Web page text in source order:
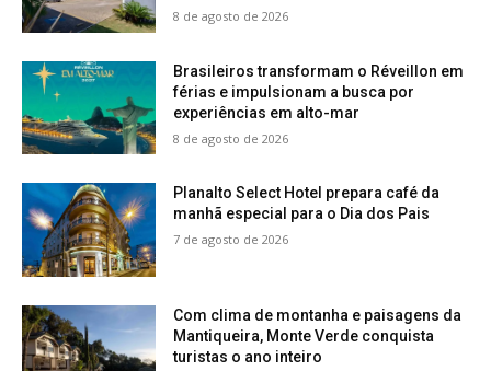
8 de agosto de 2026
Brasileiros transformam o Réveillon em
férias e impulsionam a busca por
experiências em alto-mar
8 de agosto de 2026
Planalto Select Hotel prepara café da
manhã especial para o Dia dos Pais
7 de agosto de 2026
Com clima de montanha e paisagens da
Mantiqueira, Monte Verde conquista
turistas o ano inteiro